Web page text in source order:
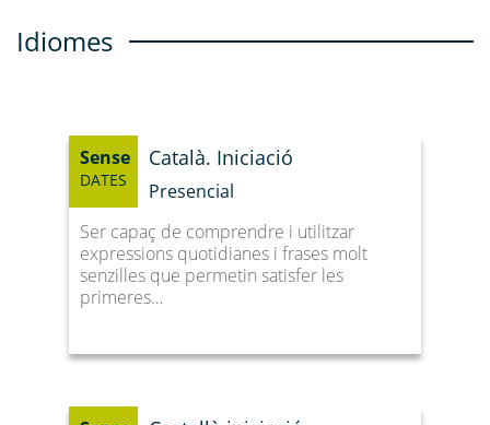
Idiomes
Sense
DATES
Català. Iniciació
Presencial
Ser capaç de comprendre i utilitzar
expressions quotidianes i frases molt
senzilles que permetin satisfer les
primeres…